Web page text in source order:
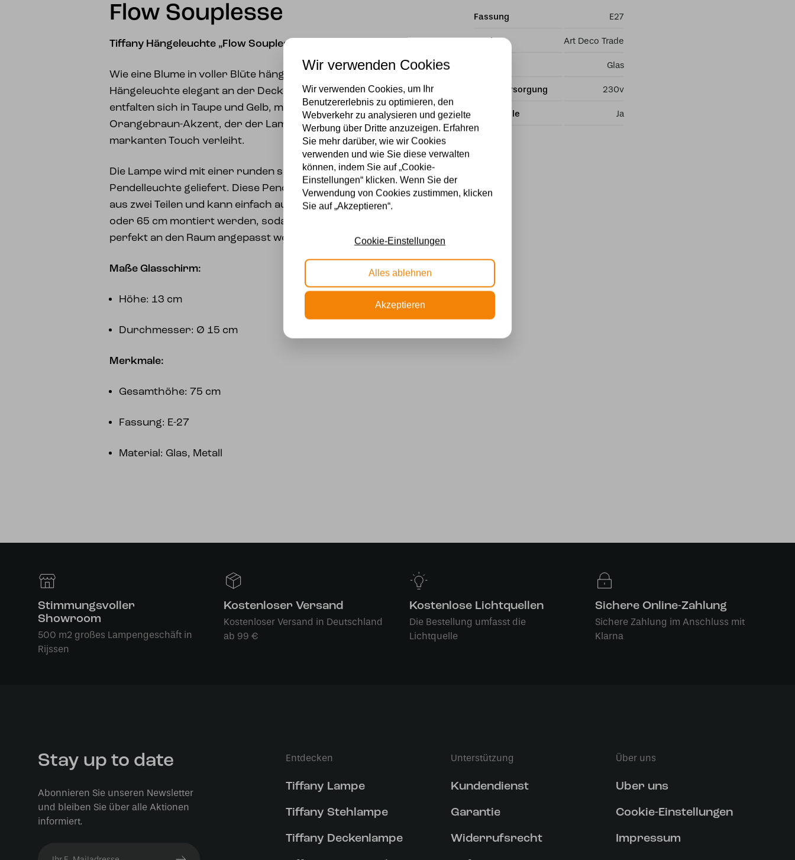
Flow Souplesse
Tiffany Hängeleuchte „Flow Souplesse Pendant“
Wie eine Blume in voller Blüte hängt diese Tiffany-
Hängeleuchte elegant an der Decke. Die Glaselemente
entfalten sich in Taupe und Gelb, mit einem dezenten
Orangebraun-Akzent, der der Lampe einen
markanten Touch verleiht.
Die Lampe wird mit einer runden schwarzen
Pendelleuchte geliefert. Diese Pendelleuchte besteht
aus zwei Teilen und kann einfach auf eine Länge von 35
oder 65 cm montiert werden, sodass die Lampe
perfekt an den Raum angepasst werden kann.
Maße Glasschirm:
Höhe: 13 cm
Durchmesser: Ø 15 cm
Merkmale:
Gesamthöhe: 75 cm
Fassung: E-27
Material: Glas, Metall
Fassung E27
Marke Art Deco Trade
Glas
Stromversorgung 230v
Lichtquelle Ja
Stimmungsvoller
Showroom
500 m2 großes Lampengeschäft in
Rijssen
Kostenloser Versand
Kostenloser Versand in Deutschland
ab 99 €
Kostenlose Lichtquellen
Die Bestellung umfasst die
Lichtquelle
Sichere Online-Zahlung
Sichere Zahlung im Anschluss mit
Klarna
Wir verwenden Cookies
Wir verwenden Cookies, um Ihr
Benutzererlebnis zu optimieren, den
Webverkehr zu analysieren und gezielte
Werbung über Dritte anzuzeigen. Erfahren
Sie mehr darüber, wie wir Cookies
verwenden und wie Sie diese verwalten
können, indem Sie auf „Cookie-
Einstellungen“ klicken. Wenn Sie der
Verwendung von Cookies zustimmen, klicken
Sie auf „Akzeptieren“.
Cookie-Einstellungen
Alles ablehnen
Akzeptieren
Stay up to date
Abonnieren Sie unseren Newsletter
und bleiben Sie über alle Aktionen
informiert.
Entdecken
Tiffany Lampe
Tiffany Stehlampe
Tiffany Deckenlampe
Unterstützung
Kundendienst
Garantie
Widerrufsrecht
Über uns
Uber uns
Cookie-Einstellungen
Impressum